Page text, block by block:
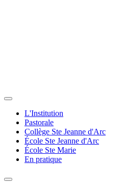
L'Institution
Pastorale
Collège Ste Jeanne d'Arc
École Ste Jeanne d'Arc
École Ste Marie
En pratique